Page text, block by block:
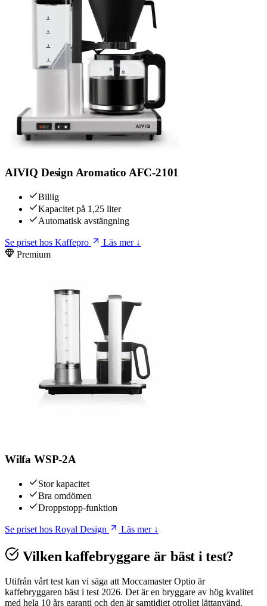
AIVIQ Design Aromatico AFC-2101
Billig
Kapacitet på 1,25 liter
Automatisk avstängning
Se priset hos Kaffepro
Läs mer ↓
Premium
Wilfa WSP-2A
Stor kapacitet
Bra omdömen
Droppstopp-funktion
Se priset hos Royal Design Läs mer ↓
Vilken kaffebryggare är bäst i test?
Utifrån vårt test kan vi säga att Moccamaster Optio är
kaffebryggaren bäst i test 2026. Det är en bryggare av hög kvalitet
med hela 10 års garanti och den är samtidigt otroligt lättanvänd.